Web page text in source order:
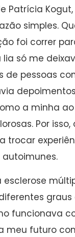
Patrícia
simples.
foi correr
lia só me
de pessoas
a minha
Por
trocar
graus
funcionava
meu futuro